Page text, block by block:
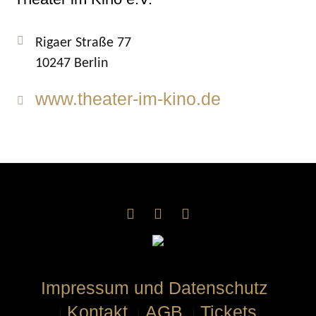
Rigaer Straße 77
10247 Berlin
www.theater-im-kino.de
Impressum und Datenschutz
Kontakt
AGB Tickets